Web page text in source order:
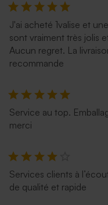
J'ai acheté 1valise et
sont vraiment très jolis
Aucun regret. La
recommande
Service au top.
merci
Services clients à
de qualité et rapide